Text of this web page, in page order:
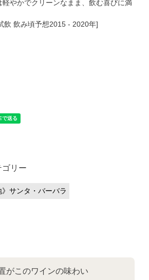
やかでクリーンなまま、飲む喜びに満
飲 飲み頃予想2015 - 2020年]
ゴリー
》サンタ・バーバラ
がこのワインの味わい